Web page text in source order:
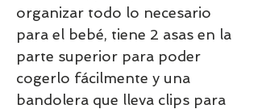
organizar todo lo necesario
para el bebé, tiene 2 asas en la
parte superior para poder
cogerlo fácilmente y una
bandolera que lleva clips para